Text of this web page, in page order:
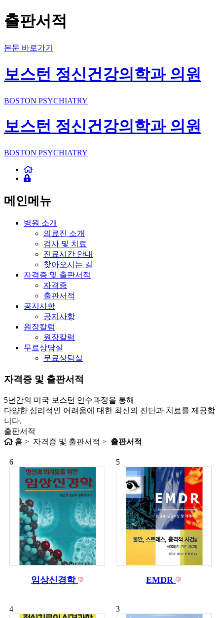
출판서적
본문 바로가기
보스턴 정신건강의학과 의원
BOSTON PSYCHIATRY
보스턴 정신건강의학과 의원
BOSTON PSYCHIATRY
메인메뉴
병원 소개
의료진 소개
검사 및 치료
진료시간 안내
찾아오시는 길
자격증 및 출판서적
자격증
출판서적
공지사항
공지사항
원장칼럼
원장칼럼
무료상담실
무료상담실
자격증 및 출판서적
5년간의 미국 보스턴 연수과정을 통해
다양한 심리적인 어려움에 대한 최신의 진단과 치료를 제공합
니다.
출판서적
홈 > 자격증 및 출판서적 > 출판서적
6
임상신경학
5
EMDR
4 3